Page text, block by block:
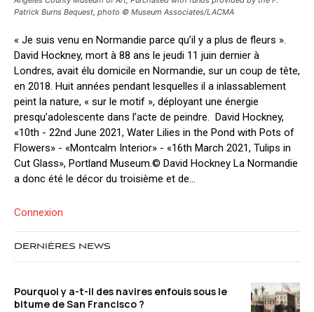
Patrick Burns Bequest, photo © Museum Associates/LACMA
« Je suis venu en Normandie parce qu’il y a plus de fleurs ».
David Hockney, mort à 88 ans le jeudi 11 juin dernier à
Londres, avait élu domicile en Normandie, sur un coup de tête,
en 2018. Huit années pendant lesquelles il a inlassablement
peint la nature, « sur le motif », déployant une énergie
presqu’adolescente dans l’acte de peindre. David Hockney,
«10th - 22nd June 2021, Water Lilies in the Pond with Pots of
Flowers» - «Montcalm Interior» - «16th March 2021, Tulips in
Cut Glass», Portland Museum.© David Hockney La Normandie
a donc été le décor du troisième et de...
Connexion
DERNIÈRES NEWS
Pourquoi y a-t-il des navires enfouis sous le
bitume de San Francisco ?